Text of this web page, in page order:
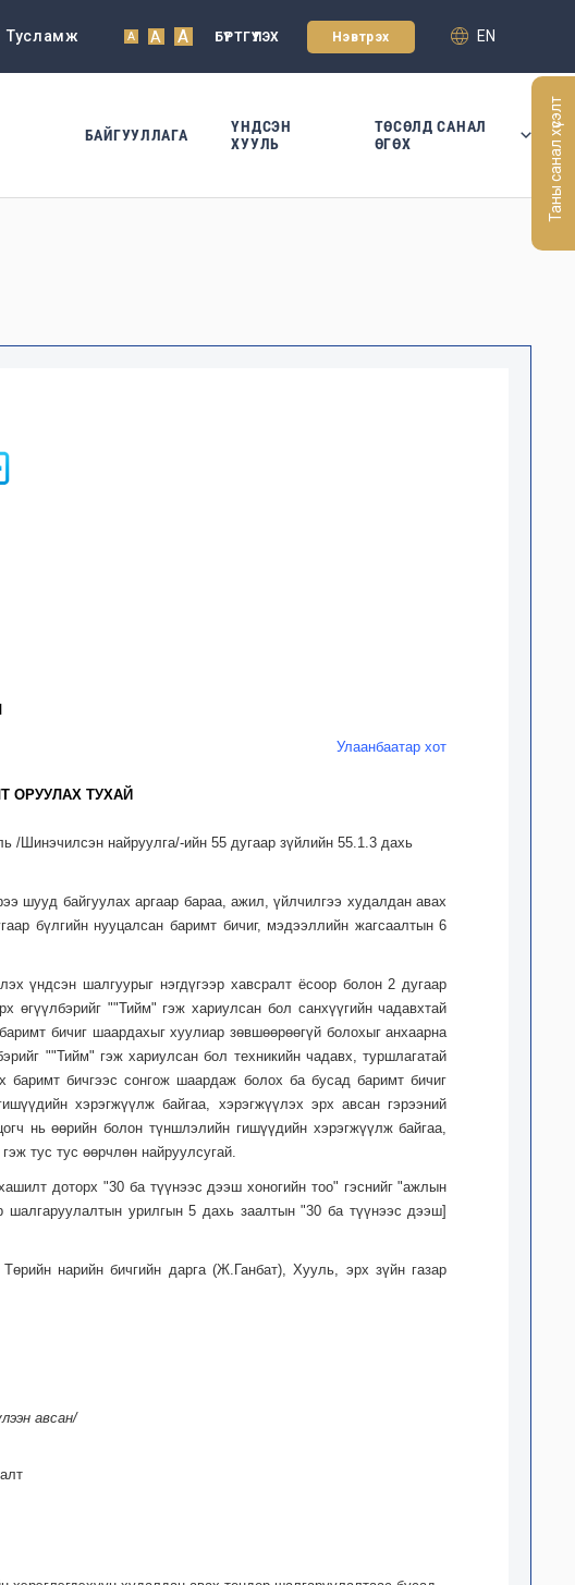
Тусламж A A A БҮРТГҮҮЛЭХ Нэвтрэх EN
БАЙГУУЛЛАГА
ҮНДСЭН
ХУУЛЬ
ТӨСӨЛД САНАЛ
ӨГӨХ
Улаанбаатар хот
ОРУУЛАХ ТУХАЙ
/Шинэчилсэн найруулга/-ийн 55 дугаар зүйлийн 55.1.3 дахь
шууд байгуулах аргаар бараа, ажил, үйлчилгээ худалдан авах
бүлгийн нууцалсан баримт бичиг, мэдээллийн жагсаалтын 6
үндсэн шалгуурыг нэгдүгээр хавсралт ёсоор болон 2 дугаар
өгүүлбэрийг ""Тийм" гэж хариулсан бол санхүүгийн чадавхтай
бичиг шаардахыг хуулиар зөвшөөрөөгүй болохыг анхаарна
""Тийм" гэж хариулсан бол техникийн чадавх, туршлагатай
баримт бичгээс сонгож шаардаж болох ба бусад баримт бичиг
хэрэгжүүлж байгаа, хэрэгжүүлэх эрх авсан гэрээний
нь өөрийн болон түншлэлийн гишүүдийн хэрэгжүүлж байгаа,
тус тус өөрчлөн найруулсугай.
доторх "30 ба түүнээс дээш хоногийн тоо" гэснийг "ажлын
урилгын 5 дахь заалтын "30 ба түүнээс дээш]
нарийн бичгийн дарга (Ж.Ганбат), Хууль, эрх зүйн газар
авсан/
Таны санал хүсэлт